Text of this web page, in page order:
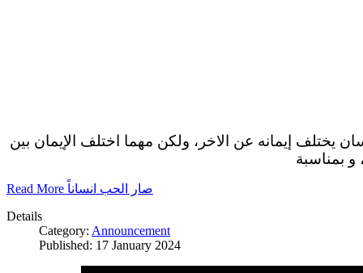
يختلف إيمانه عن الاخر، ولكن مهما اختلف الإيمان بين
و بمناسبة
Read More صار الحب انساناً
Details
Category: Announcement
Published: 17 January 2024